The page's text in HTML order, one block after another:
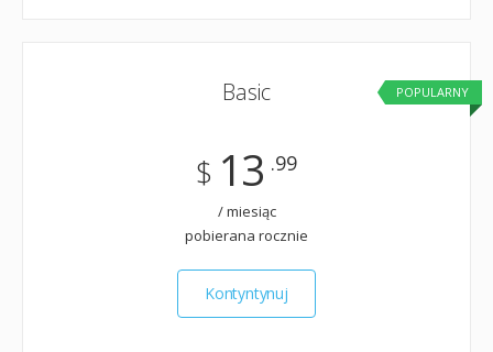
POPULARNY
Basic
$ 13 .99
/ miesiąc
pobierana rocznie
Kontyntynuj